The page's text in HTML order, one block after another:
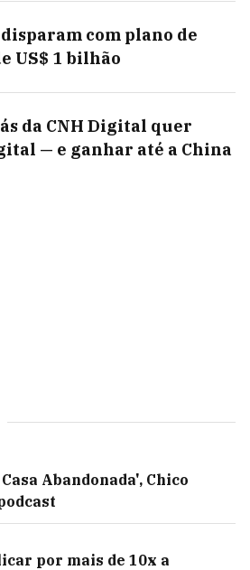
com plano de
US$ 1 bilhão
da CNH Digital quer
— e ganhar até a China
Abandonada', Chico
por mais de 10x a